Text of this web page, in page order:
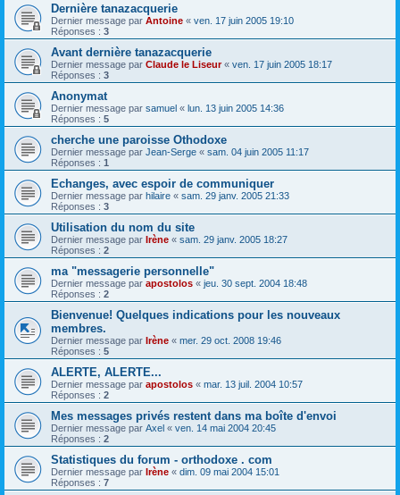
Dernière tanazacquerie
Dernier message par Antoine « ven. 17 juin 2005 19:10
Réponses : 3
Avant dernière tanazacquerie
Dernier message par Claude le Liseur« ven. 17 juin 2005 18:17
Réponses : 3
Anonymat
Dernier message par samuel « lun. 13 juin 2005 14:36
Réponses : 5
cherche une paroisse Othodoxe
Dernier message par Jean-Serge « sam. 04 juin 2005 11:17
Réponses : 1
Echanges, avec espoir de communiquer
Dernier message par hilaire « sam. 29 janv. 2005 21:33
Réponses : 3
Utilisation du nom du site
Dernier message par Irène « sam. 29 janv. 2005 18:27
Réponses : 2
ma "messagerie personnelle"
Dernier message par apostolos « jeu. 30 sept. 2004 18:48
Réponses : 2
Bienvenue! Quelques indications pour les nouveaux
membres.
Dernier message par Irène « mer. 29 oct. 2008 19:46
Réponses : 5
ALERTE, ALERTE...
Dernier message par apostolos « mar. 13 juil. 2004 10:57
Réponses : 2
Mes messages privés restent dans ma boîte d'envoi
Dernier message par Axel « ven. 14 mai 2004 20:45
Réponses : 2
Statistiques du forum - orthodoxe . com
Dernier message par Irène « dim. 09 mai 2004 15:01
Réponses : 7